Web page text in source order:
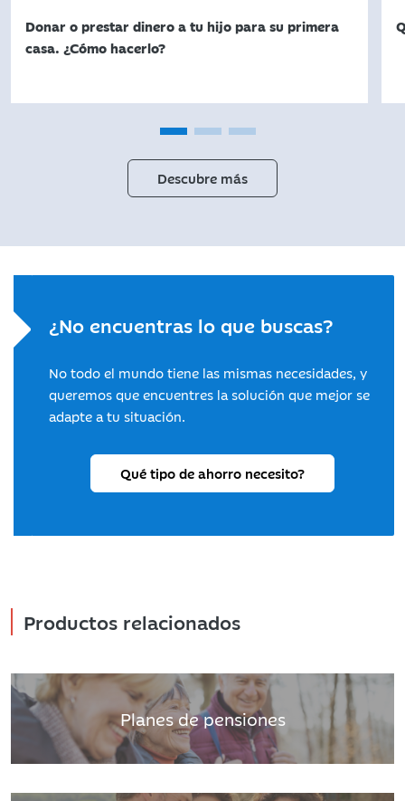
Donar o prestar dinero a tu hijo para su primera
casa. ¿Cómo hacerlo?
Descubre más
¿No encuentras lo que buscas?
No todo el mundo tiene las mismas necesidades, y
queremos que encuentres la solución que mejor se
adapte a tu situación.
Qué tipo de ahorro necesito?
Productos relacionados
Planes de pensiones